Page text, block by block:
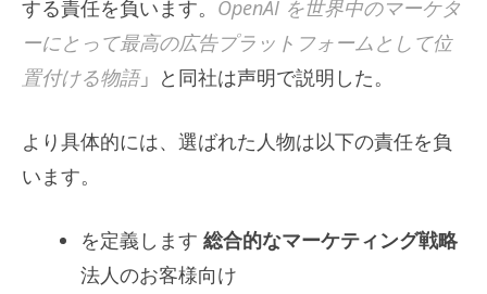
する責任を負います。 OpenAI を世界中のマーケタ
ーにとって最高の広告プラットフォームとして位
置付ける物語」と同社は声明で説明した。
より具体的には、選ばれた人物は以下の責任を負
います。
を定義します 総合的なマーケティング戦略
法人のお客様向け